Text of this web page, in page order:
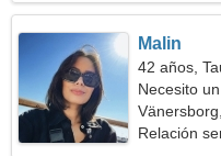
Malin
42 años,
Necesito
Relación